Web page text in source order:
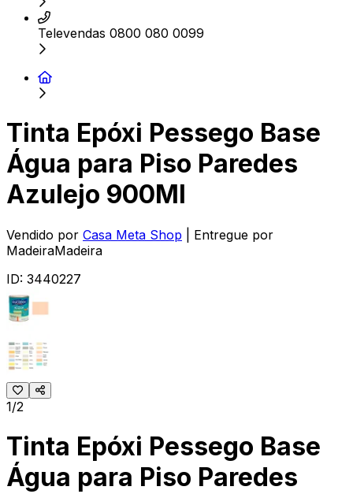
Televendas 0800 080 0099
Tinta Epóxi Pessego Base
Água para Piso Paredes
Azulejo 900Ml
Vendido por Casa Meta Shop
| Entregue por
MadeiraMadeira
ID: 3440227
1/2
Tinta Epóxi Pessego Base
Água para Piso Paredes